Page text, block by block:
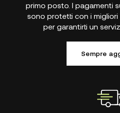
primo posto. I pagamenti
sono protetti con i
per garantirti un
Sempre